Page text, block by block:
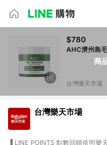
商
$780
AHC濟州島
台灣樂天市場
台灣樂天市場